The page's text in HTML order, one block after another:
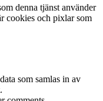
denna tjänst använder
cookies och pixlar som
som samlas in av